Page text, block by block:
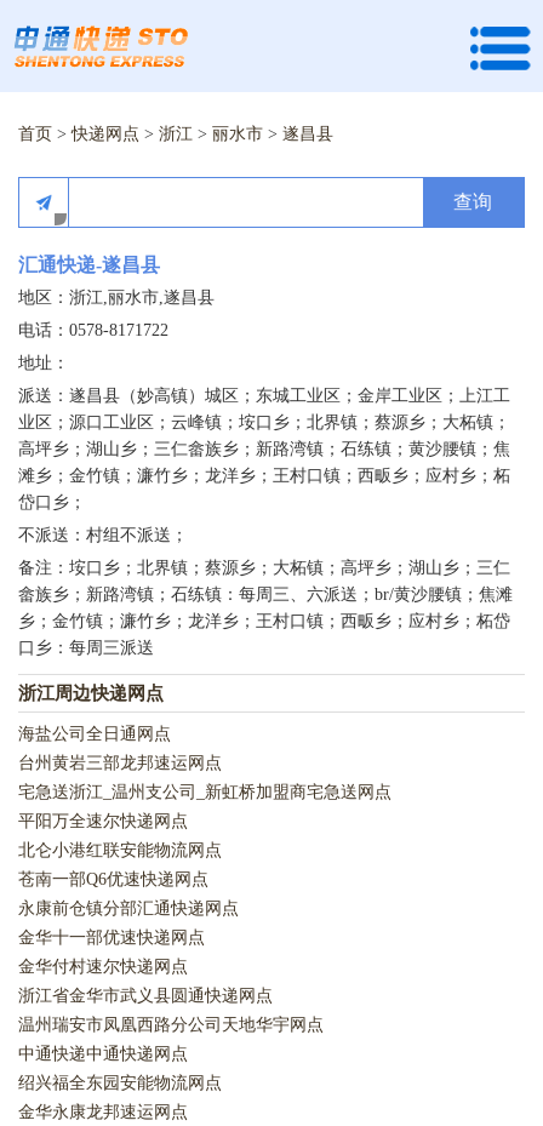
首页 >快递网点 > 浙江 > 丽水市 > 遂昌县
查询
汇通快递-遂昌县
地区：浙江,丽水市,遂昌县
电话：0578-8171722
地址：
派送：遂昌县（妙高镇）城区；东城工业区；金岸工业区；上江工
业区；源口工业区；云峰镇；垵口乡；北界镇；蔡源乡；大柘镇；
高坪乡；湖山乡；三仁畲族乡；新路湾镇；石练镇；黄沙腰镇；焦
滩乡；金竹镇；濂竹乡；龙洋乡；王村口镇；西畈乡；应村乡；柘
岱口乡；
不派送：村组不派送；
备注：垵口乡；北界镇；蔡源乡；大柘镇；高坪乡；湖山乡；三仁
畲族乡；新路湾镇；石练镇：每周三、六派送；br/黄沙腰镇；焦滩
乡；金竹镇；濂竹乡；龙洋乡；王村口镇；西畈乡；应村乡；柘岱
口乡：每周三派送
浙江周边快递网点
海盐公司全日通网点
台州黄岩三部龙邦速运网点
宅急送浙江_温州支公司_新虹桥加盟商宅急送网点
平阳万全速尔快递网点
北仑小港红联安能物流网点
苍南一部Q6优速快递网点
永康前仓镇分部汇通快递网点
金华十一部优速快递网点
金华付村速尔快递网点
浙江省金华市武义县圆通快递网点
温州瑞安市凤凰西路分公司天地华宇网点
中通快递中通快递网点
绍兴福全东园安能物流网点
金华永康龙邦速运网点